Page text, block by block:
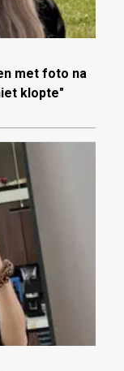
met foto na
klopte"